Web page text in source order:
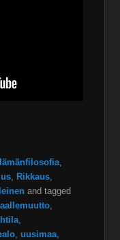
Rikkaus
and tagged
,uusimaa